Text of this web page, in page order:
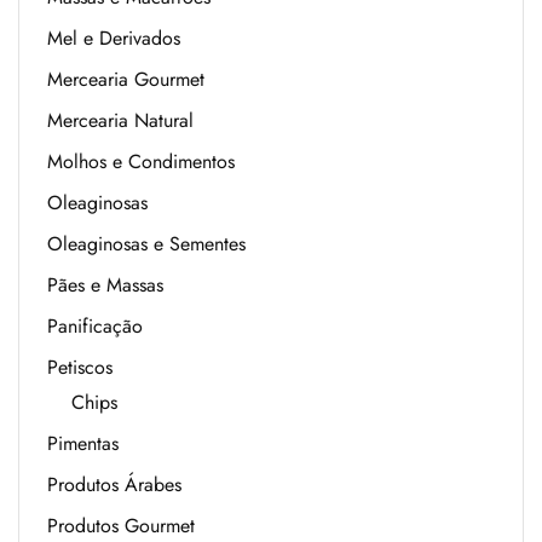
Mel e Derivados
Mercearia Gourmet
Mercearia Natural
Molhos e Condimentos
Oleaginosas
Oleaginosas e Sementes
Pães e Massas
Panificação
Petiscos
Chips
Pimentas
Produtos Árabes
Produtos Gourmet